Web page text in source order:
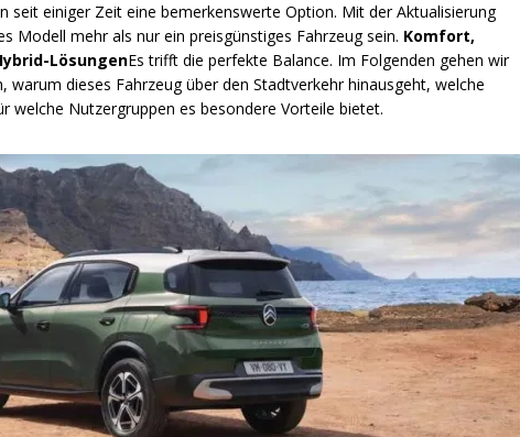
seit einiger Zeit eine bemerkenswerte Option. Mit der Aktualisierung
Modell mehr als nur ein preisgünstiges Fahrzeug sein. Komfort,
LösungenEs trifft die perfekte Balance. Im Folgenden gehen wir
warum dieses Fahrzeug über den Stadtverkehr hinausgeht, welche
welche Nutzergruppen es besondere Vorteile bietet.